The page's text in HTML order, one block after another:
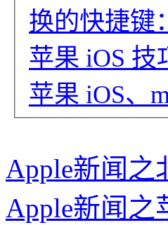
换的快捷键
苹果 iOS
苹果 iOS、
Apple新闻之
Apple新闻之